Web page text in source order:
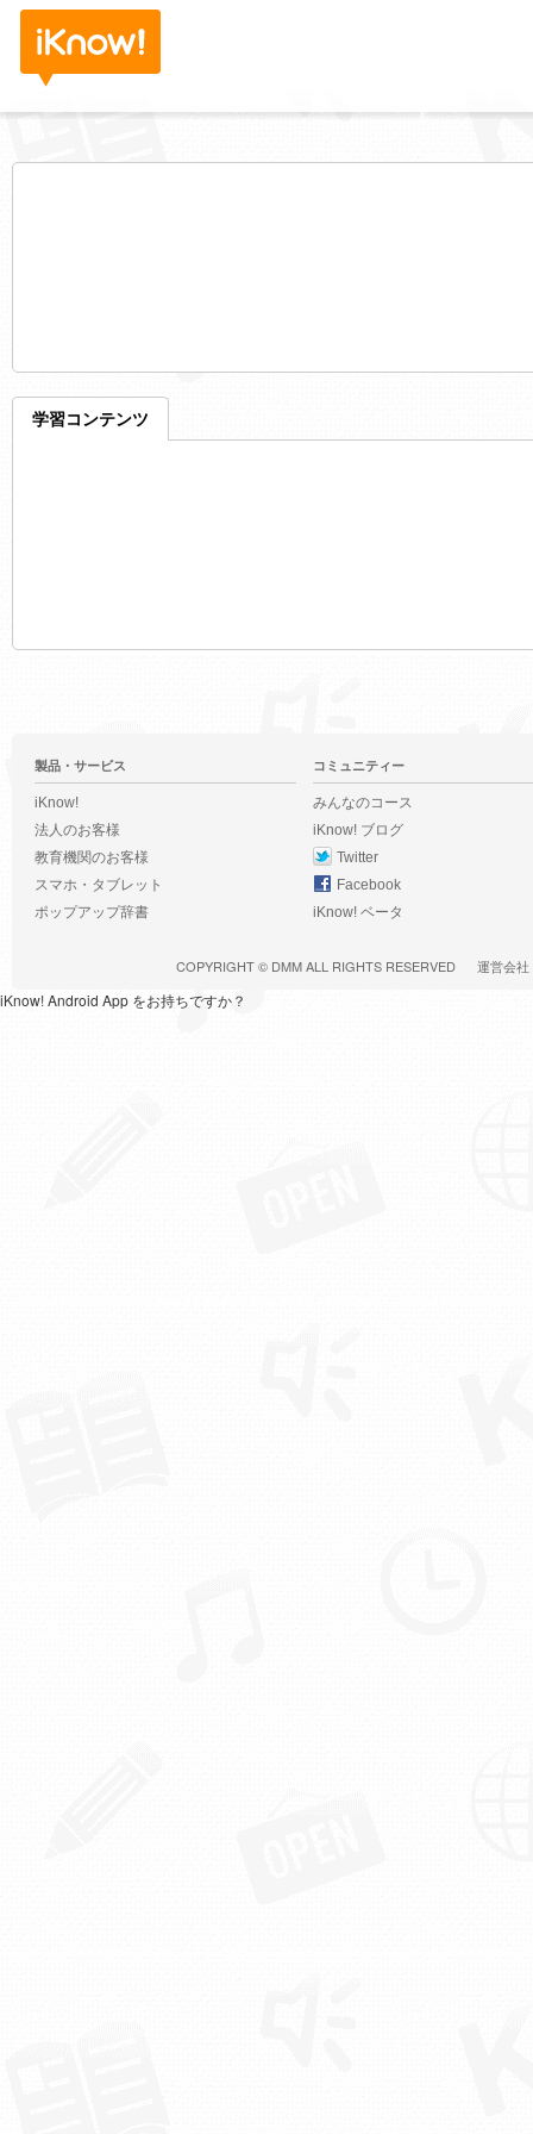
学習コンテンツ
製品・サービス
iKnow!
法人のお客様
教育機関のお客様
スマホ・タブレット
ポップアップ辞書
コミュニティー
みんなのコース
iKnow! ブログ
Twitter
Facebook
iKnow! ベータ
COPYRIGHT © DMMALL RIGHTS RESERVED 運営会社
iKnow! Android App をお持ちですか？